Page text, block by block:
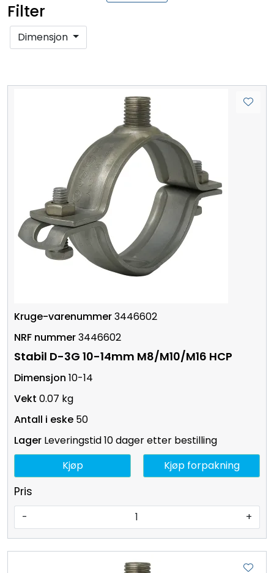
Filter
Dimensjon
3446602
3446602
Stabil D-3G 10-14mm M8/M10/M16 HCP
10-14
0.07 kg
50
Leveringstid 10 dager etter bestilling
Pris
- +
Kjøp Kjøp forpakning